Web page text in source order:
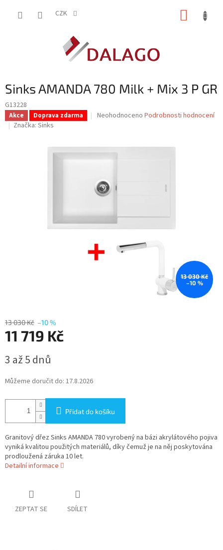
CZK
Sinks AMANDA 780 Milk + Mix 3 P GR
G13228
Akce Doprava zdarma
Průměrné
hvězdiček.
Neohodnoceno Podrobnosti hodnocení
Značka: Sinks
13 030 Kč
–10 %
13 030 Kč –10 %
11 719 Kč
cena:
3 až 5 dnů
Můžeme doručit do: 17.8.2026
Přidat do košíku
Granitový dřez Sinks AMANDA 780 vyrobený na bázi akrylátového pojiva
vyniká kvalitou použitých materiálů, díky čemuž je na něj poskytována
prodloužená záruka 10 let.
Detailní informace
ZEPTAT SE SDÍLET